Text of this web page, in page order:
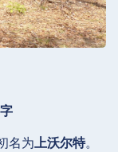
名为上沃尔特。